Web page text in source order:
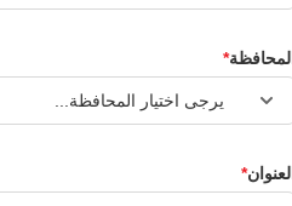
المحافظة
العنوان